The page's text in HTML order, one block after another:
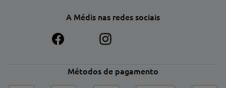
A Médis nas redes sociais
Métodos de pagamento